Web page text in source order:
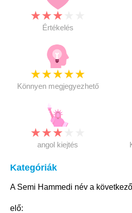
★★★
Értékelés
★★★★★
Könnyen megjegyezhető
★★★
angol kiejtés
Kategóriák
A Semi Hammedi név a
elő: